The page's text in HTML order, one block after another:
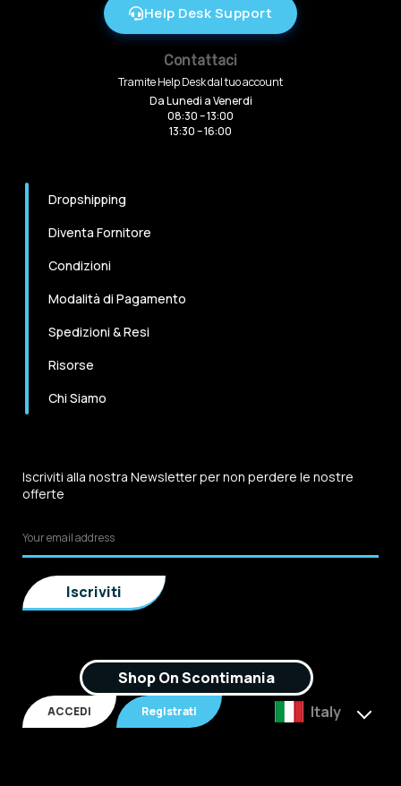
Help Desk Support
Contattaci
Tramite Help Desk dal tuo account
Da Lunedi a Venerdi
08:30 – 13:00
13:30 – 16:00
Dropshipping
Diventa Fornitore
Condizioni
Modalità di Pagamento
Spedizioni & Resi
Risorse
Chi Siamo
Iscriviti alla nostra Newsletter per non perdere le nostre
offerte
Shop On Scontimania
ACCEDI Registrati Italy